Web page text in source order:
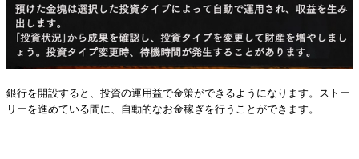
銀行を開設すると、投資の運用益で金策ができるようになります。ストー
リーを進めている間に、自動的なお金稼ぎを行うことができます。